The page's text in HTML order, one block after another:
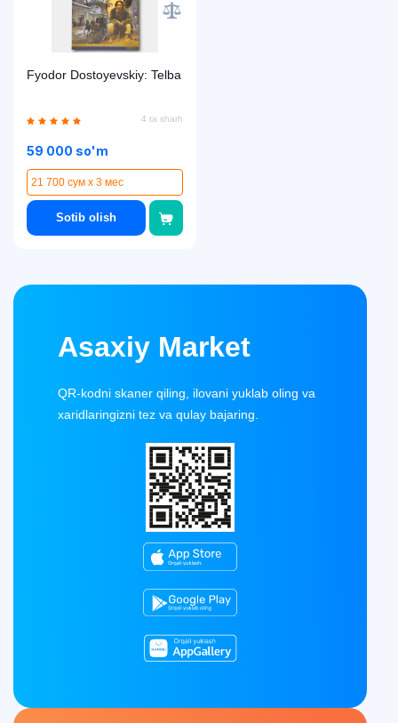
Fyodor Dostoyevskiy: Telba
4 ta sharh
59 000 so'm
21 700 сум x 3 мес
Sotib olish
Asaxiy Market
QR-kodni skaner qiling, ilovani yuklab oling va
xaridlaringizni tez va qulay bajaring.